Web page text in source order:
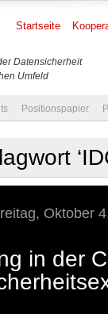
Datensicherheit
Umfeld
Startseite
Positionspapier
Oktober
in der